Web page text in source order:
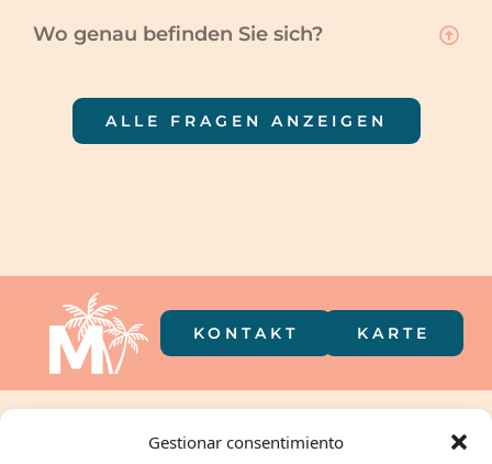
Gestionar consentimiento
Wo genau befinden Sie sich?
ALLE FRAGEN ANZEIGEN
KONTAKT KARTE
Camping in